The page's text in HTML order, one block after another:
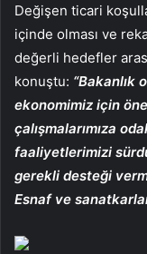
Değişen ticari
içinde olması ve
değerli hedefler
konuştu: “Bakanlık
ekonomimiz için
çalışmalarımıza
faaliyetlerimizi
gerekli desteği
Esnaf ve